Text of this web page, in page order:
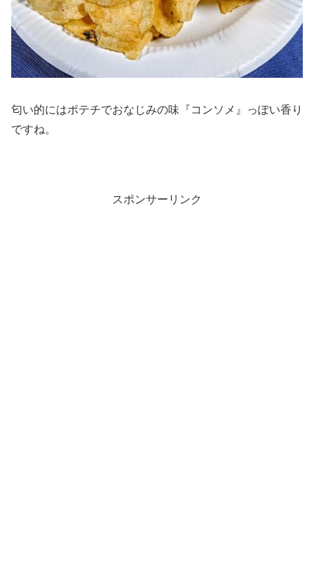
匂い的にはポテチでおなじみの味『コンソメ』っぽい香り
ですね。
スポンサーリンク